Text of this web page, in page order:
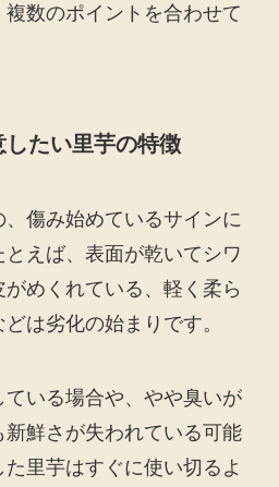
数のポイントを合わせて
たい里芋の特徴
傷み始めているサインに
えば、表面が乾いてシワ
めくれている、軽く柔ら
は劣化の始まりです。
ている場合や、やや臭いが
鮮さが失われている可能
里芋はすぐに使い切るよ